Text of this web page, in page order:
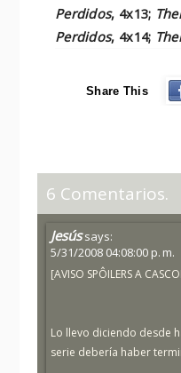
Perdidos, 4x13;
Perdidos, 4x14;
Share This
6 Comentarios.
Jesús says:
5/31/2008 04:08:00 p. m.
[AVISO SPÔILERS A
Lo llevo diciendo desde
serie debería haber